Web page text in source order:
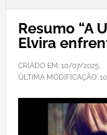
Resumo “A
Elvira
CRIADO EM: 10/07/2025,
ÚLTIMA MODIFICAÇÃO: